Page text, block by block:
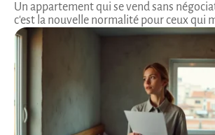
Un appartement qui se vend sans
c'est la nouvelle normalité pour ceux qui